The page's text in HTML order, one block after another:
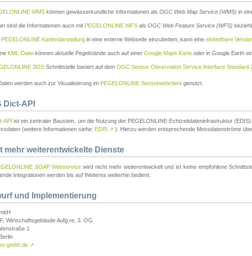
WMS können gewässerkundliche Informationen als OGC Web Map Service (WMS) in
sind die Informationen auch mit PEGELONLINE WFS als OGC Web Feature Service (WFS)
PEGELONLINE Kartendarstellung in eine externe Webseite einzubetten, kann eine einbettbare
KML-Datei können aktuelle Pegelstände auch auf einer Google Maps Karte oder in Google Earth
SOS Schnittstelle basiert auf dem OGC Sensor Observation Service Interface Standard
werden auch zur Visualisierung im PEGELONLINE Sensorwebclient genutzt.
Dict-API
API ist ein zentraler Baustein, um die Nutzung der PEGELONLINE-Echtzeitdateninfrastruktur
(weitere Informationen siehe: EDIS ↗ ). Hierzu werden entsprechende Messdatenströme
mehr weiterentwickelte Dienste
SOAP Webservice wird nicht mehr weiterentwickelt und ist keine empfohlene
Integrationen werden bis auf Weiteres weiterhin bedient.
und Implementierung
Wirtschaftsgebäude Aufg.re, 3. OG
1
gmbh.de ↗